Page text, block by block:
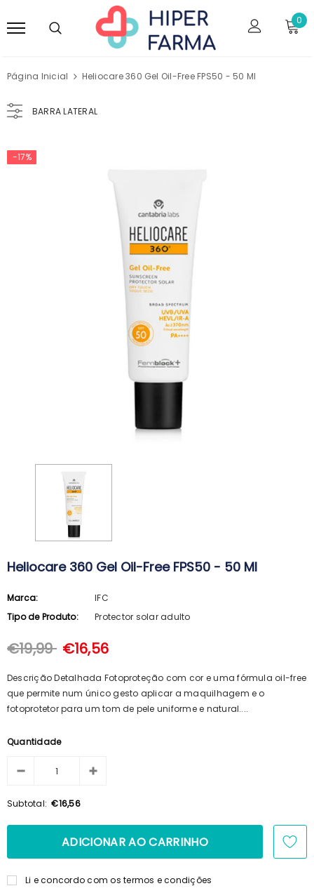
0
Página Inicial Heliocare 360 Gel Oil-Free FPS50 - 50 Ml
BARRA LATERAL
Arkopharma Stop Piolhos Loção
€15,69
-17%
Heliocare 360 Gel Oil-Free FPS50 - 50 Ml
Marca:
IFC
Tipo de Produto:
Protector solar adulto
€19,99 €16,56
Descrição Detalhada Fotoproteção com cor e uma fórmula oil-free
que permite num único gesto aplicar a maquilhagem e o
fotoprotetor para um tom de pele uniforme e natural....
Quantidade
Subtotal: €16,56
Li e concordo com os termos e condições